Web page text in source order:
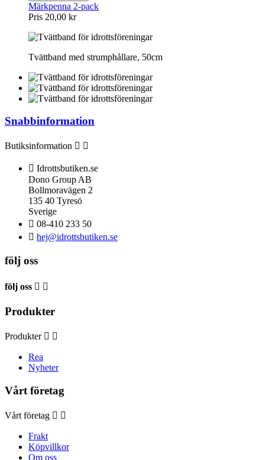
Märkpenna 2-pack
Pris 20,00 kr
Tvättband med strumphållare, 50cm
Snabbinformation
Butiksinformation  
 Idrottsbutiken.se
Dono Group AB
Bollmoravägen 2
135 40 Tyresö
Sverige
 08-410 233 50
 hej@idrottsbutiken.se
följ oss
följ oss  
Produkter
Produkter  
Rea
Nyheter
Vårt företag
Vårt företag  
Frakt
Köpvillkor
Om oss